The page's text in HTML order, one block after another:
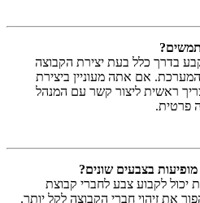
בדרך כלל בעת יצירת הקבוצה
אם אתה מעוניין ביצירת
ראשית ליצור קשר עם המנהל
פרטית.
בצבעים שונים?
לקבוע צבע לחברי קבוצת
את זיהוי חברי הקבוצה לקל יותר.